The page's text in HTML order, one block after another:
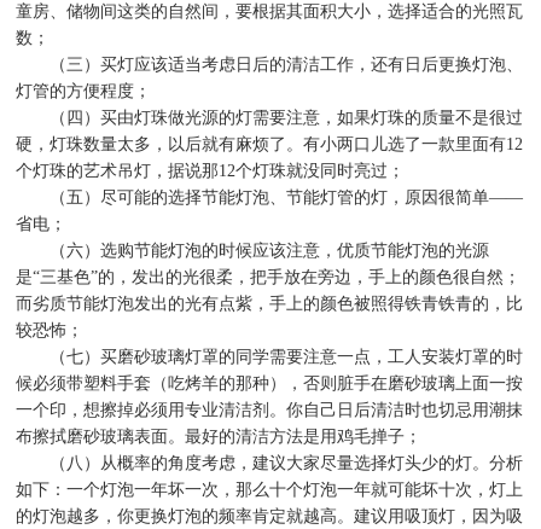
童房、储物间这类的自然间，要根据其面积大小，选择适合的光照瓦
数；
（三）买灯应该适当考虑日后的清洁工作，还有日后更换灯泡、
灯管的方便程度；
（四）买由灯珠做光源的灯需要注意，如果灯珠的质量不是很过
硬，灯珠数量太多，以后就有麻烦了。有小两口儿选了一款里面有12
个灯珠的艺术吊灯，据说那12个灯珠就没同时亮过；
（五）尽可能的选择节能灯泡、节能灯管的灯，原因很简单——
省电；
（六）选购节能灯泡的时候应该注意，优质节能灯泡的光源
是“三基色”的，发出的光很柔，把手放在旁边，手上的颜色很自然；
而劣质节能灯泡发出的光有点紫，手上的颜色被照得铁青铁青的，比
较恐怖；
（七）买磨砂玻璃灯罩的同学需要注意一点，工人安装灯罩的时
候必须带塑料手套（吃烤羊的那种），否则脏手在磨砂玻璃上面一按
一个印，想擦掉必须用专业清洁剂。你自己日后清洁时也切忌用潮抹
布擦拭磨砂玻璃表面。最好的清洁方法是用鸡毛掸子；
（八）从概率的角度考虑，建议大家尽量选择灯头少的灯。分析
如下：一个灯泡一年坏一次，那么十个灯泡一年就可能坏十次，灯上
的灯泡越多，你更换灯泡的频率肯定就越高。建议用吸顶灯，因为吸